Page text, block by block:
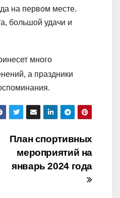
на первом месте.
большой удачи и
много
а праздники
План спортивных
мероприятий на
январь 2024 года